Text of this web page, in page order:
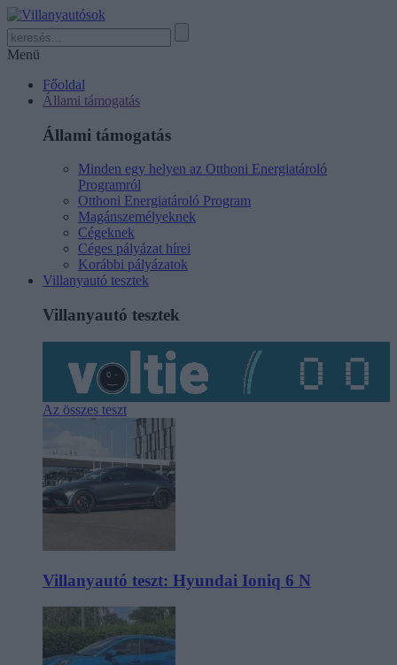
Menü
Főoldal
Állami támogatás
Állami támogatás
Minden egy helyen az Otthoni Energiatároló
Programról
Otthoni Energiatároló Program
Magánszemélyeknek
Cégeknek
Céges pályázat hírei
Korábbi pályázatok
Villanyautó tesztek
Villanyautó tesztek
Az összes teszt
Villanyautó teszt: Hyundai Ioniq 6 N